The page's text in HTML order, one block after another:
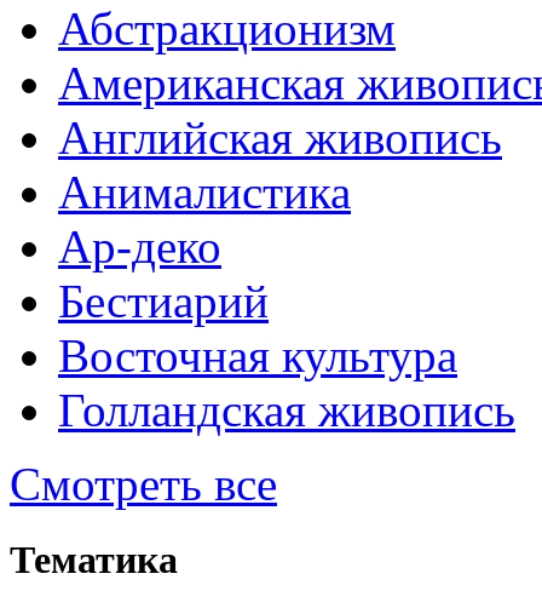
Абстракционизм
Американская
Английская живопись
Анималистика
Ар-деко
Бестиарий
Восточная культура
Голландская живопись
Смотреть все
Тематика